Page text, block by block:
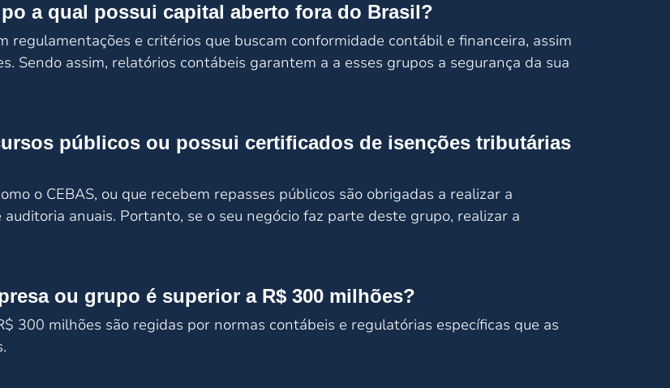
a qual possui capital aberto fora do Brasil?
regulamentações e critérios que buscam conformidade contábil e financeira, assim
Sendo assim, relatórios contábeis garantem a a esses grupos a segurança da sua
públicos ou possui certificados de isenções tributárias
o CEBAS, ou que recebem repasses públicos são obrigadas a realizar a
anuais. Portanto, se o seu negócio faz parte deste grupo, realizar a
ou grupo é superior a R$ 300 milhões?
300 milhões são regidas por normas contábeis e regulatórias específicas que as